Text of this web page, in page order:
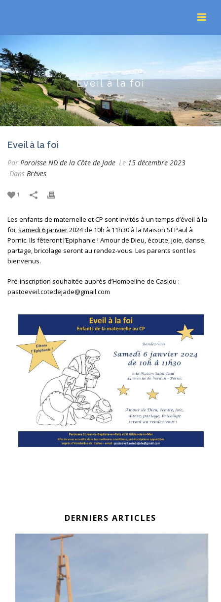
Eveil à la foi
Eveil à la foi
Par Paroisse ND de la Côte de Jade Le 15 décembre 2023
Dans Brèves
1
Les enfants de maternelle et CP sont invités à un temps d’éveil à la
foi, samedi 6 janvier2024 de 10h à 11h30 à la Maison St Paul à
Pornic. Ils fêteront l’Epiphanie ! Amour de Dieu, écoute, joie, danse,
partage, bricolage seront au rendez-vous. Les parents sont les
bienvenus.
Pré-inscription souhaitée auprès d’Hombeline de Caslou :
pastoeveil.cotedejade@gmail.com
DERNIERS ARTICLES